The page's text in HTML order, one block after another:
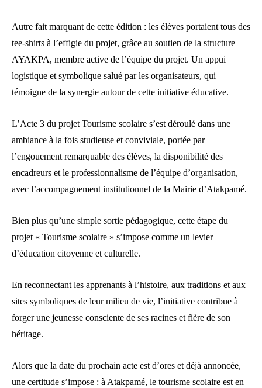
Autre fait marquant de cette édition : les élèves portaient tous des
tee-shirts à l’effigie du projet, grâce au soutien de la structure
AYAKPA, membre active de l’équipe du projet. Un appui
logistique et symbolique salué par les organisateurs, qui
témoigne de la synergie autour de cette initiative éducative.
L’Acte 3 du projet Tourisme scolaire s’est déroulé dans une
ambiance à la fois studieuse et conviviale, portée par
l’engouement remarquable des élèves, la disponibilité des
encadreurs et le professionnalisme de l’équipe d’organisation,
avec l’accompagnement institutionnel de la Mairie d’Atakpamé.
Bien plus qu’une simple sortie pédagogique, cette étape du
projet « Tourisme scolaire » s’impose comme un levier
d’éducation citoyenne et culturelle.
En reconnectant les apprenants à l’histoire, aux traditions et aux
sites symboliques de leur milieu de vie, l’initiative contribue à
forger une jeunesse consciente de ses racines et fière de son
héritage.
Alors que la date du prochain acte est d’ores et déjà annoncée,
une certitude s’impose : à Atakpamé, le tourisme scolaire est en